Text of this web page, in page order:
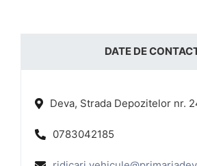
DATE DE
Deva, Strada Depozitelor nr.
0783042185